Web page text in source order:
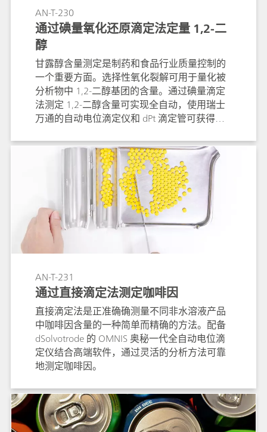
AN-T-230
通过碘量氧化还原滴定法定量 1,2-二
醇
甘露醇含量测定是制药和食品行业质量控制的
一个重要方面。选择性氧化裂解可用于量化被
分析物中 1,2-二醇基团的含量。通过碘量滴定
法测定 1,2-二醇含量可实现全自动，使用瑞士
万通的自动电位滴定仪和 dPt 滴定管可获得非
AN-T-231
通过直接滴定法测定咖啡因
直接滴定法是正准确确测量不同非水溶液产品
中咖啡因含量的一种简单而精确的方法。配备
dSolvotrode 的 OMNIS 奥秘一代全自动电位滴
定仪结合高端软件，通过灵活的分析方法可靠
地测定咖啡因。